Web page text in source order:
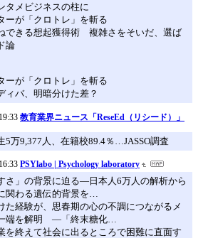
タメビジネスの柱に
ーが「クロトレ」を斬る
できる想起獲得術 複雑さをそいだ、選ば
論
ーが「クロトレ」を斬る
ィバ、明暗分けた差？
教育業界ニュース「ReseEd（リシード）」
5万9,377人、在籍校89.4％…JASSO調査
PSYlabo | Psychology laboratory
さ」の背景に迫る―日本人6万人の解析から
関わる遺伝的背景を…
た経験が、思春期の心の不調につながるメ
端を解明 ―「終末糖化…
を終えて社会に出るところで困難に直面す